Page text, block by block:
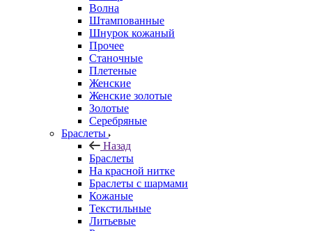
Волна
Штампованные
Шнурок кожаный
Прочее
Станочные
Плетеные
Женские
Женские золотые
Золотые
Серебряные
Браслеты
Назад
Браслеты
На красной нитке
Браслеты с шармами
Кожаные
Текстильные
Литьевые